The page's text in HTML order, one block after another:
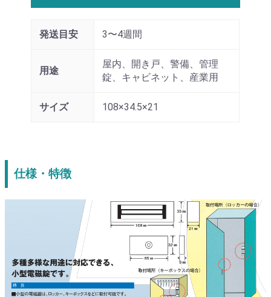
発送目安 3〜4週間
用途
屋内、開き戸、警備、管理
錠、キャビネット、産業用
サイズ 108×34.5×21
仕様・特徴